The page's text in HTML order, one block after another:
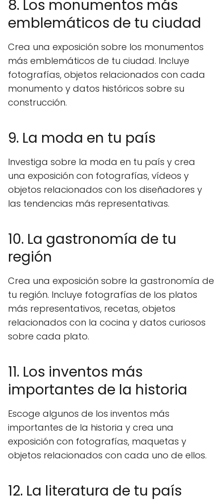
8. Los monumentos más
emblemáticos de tu ciudad
Crea una exposición sobre los monumentos
más emblemáticos de tu ciudad. Incluye
fotografías, objetos relacionados con cada
monumento y datos históricos sobre su
construcción.
9. La moda en tu país
Investiga sobre la moda en tu país y crea
una exposición con fotografías, vídeos y
objetos relacionados con los diseñadores y
las tendencias más representativas.
10. La gastronomía de tu
región
Crea una exposición sobre la gastronomía de
tu región. Incluye fotografías de los platos
más representativos, recetas, objetos
relacionados con la cocina y datos curiosos
sobre cada plato.
11. Los inventos más
importantes de la historia
Escoge algunos de los inventos más
importantes de la historia y crea una
exposición con fotografías, maquetas y
objetos relacionados con cada uno de ellos.
12. La literatura de tu país